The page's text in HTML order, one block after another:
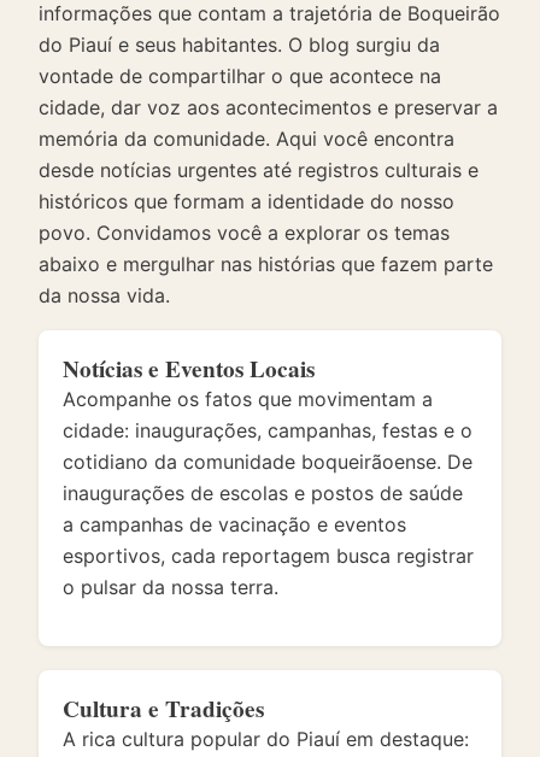
informações que contam a trajetória de Boqueirão
do Piauí e seus habitantes. O blog surgiu da
vontade de compartilhar o que acontece na
cidade, dar voz aos acontecimentos e preservar a
memória da comunidade. Aqui você encontra
desde notícias urgentes até registros culturais e
históricos que formam a identidade do nosso
povo. Convidamos você a explorar os temas
abaixo e mergulhar nas histórias que fazem parte
da nossa vida.
Notícias e Eventos Locais
Acompanhe os fatos que movimentam a
cidade: inaugurações, campanhas, festas e o
cotidiano da comunidade boqueirãoense. De
inaugurações de escolas e postos de saúde
a campanhas de vacinação e eventos
esportivos, cada reportagem busca registrar
o pulsar da nossa terra.
Cultura e Tradições
A rica cultura popular do Piauí em destaque: